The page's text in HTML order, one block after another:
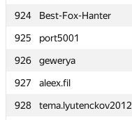
924
Best-Fox-Hanter
925
port5001
926
gewerya
927
aleex.fil
928
tema.lyutenckov2012
924
Best-Fox-Hanter
925
port5001
926
gewerya
927
aleex.fil
928
tema.lyutenckov2012